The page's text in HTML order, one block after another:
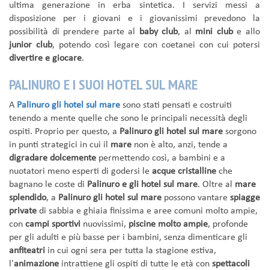
ultima generazione in erba sintetica. I servizi messi a
disposizione per i giovani e i giovanissimi prevedono la
possibilità di prendere parte al baby club, al mini clube allo
junior club, potendo così legare con coetanei con cui potersi
divertire e giocare.
PALINURO E I SUOI HOTEL SUL MARE
A Palinuro gli hotel sul mare sono stati pensati e costruiti
tenendo a mente quelle che sono le principali necessità degli
ospiti. Proprio per questo, a Palinuro gli hotel sul mare sorgono
in punti strategici in cui il mare non è alto, anzi, tende a
digradare dolcemente permettendo così, a bambini e a
nuotatori meno esperti di godersi le acque cristalline che
bagnano le coste di Palinuro e gli hotel sul mare. Oltre al mare
splendido, a Palinuro gli hotel sul mare possono vantare spiagge
private di sabbia e ghiaia finissima e aree comuni molto ampie,
con campi sportivi nuovissimi, piscine molto ampie, profonde
per gli adulti e più basse per i bambini, senza dimenticare gli
anfiteatri in cui ogni sera per tutta la stagione estiva,
l'animazione intrattiene gli ospiti di tutte le età con spettacoli